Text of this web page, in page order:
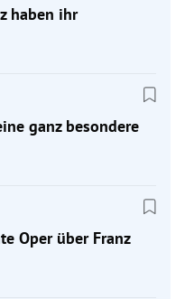
haben ihr
ganz besondere
Oper über Franz